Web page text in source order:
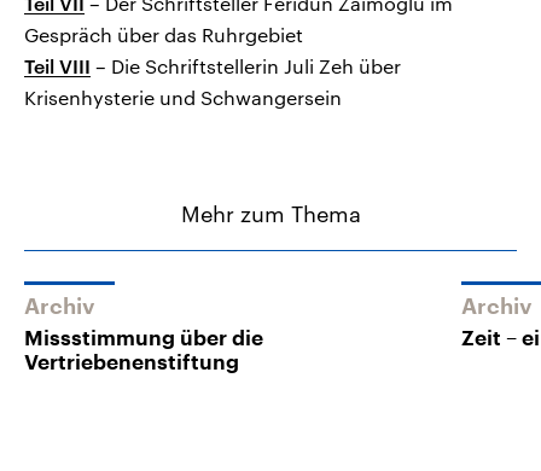
Gespräch über das Ruhrgebiet
Teil VIII – Die Schriftstellerin Juli Zeh über
Krisenhysterie und Schwangersein
Mehr zum Thema
Archiv
Missstimmung über die
Vertriebenenstiftung
Archiv
Zeit –